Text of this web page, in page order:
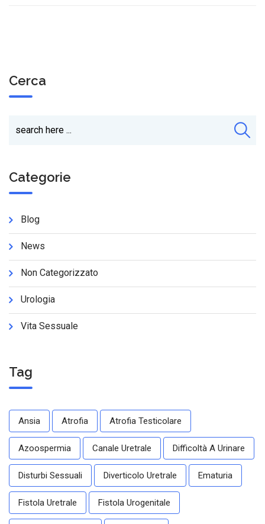
Cerca
Categorie
Blog
News
Non Categorizzato
Urologia
Vita Sessuale
Tag
Ansia Atrofia Atrofia Testicolare
Azoospermia Canale Uretrale Difficoltà A Urinare
Disturbi Sessuali Diverticolo Uretrale Ematuria
Fistola Uretrale Fistola Urogenitale